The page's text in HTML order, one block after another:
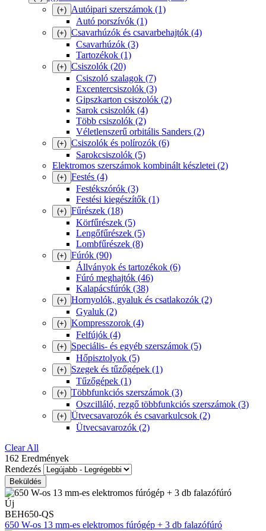
(+) Autóipari szerszámok (1)
Autó porszívók (1)
(+) Csavarhúzók és csavarbehajtók (4)
Csavarhúzók (3)
Tartozékok (1)
(+) Csiszolók (20)
Csiszoló szalagok (7)
Excentercsiszolók (3)
Gipszkarton csiszolók (2)
Sarok csiszolók (4)
Több csiszolók (2)
Véletlenszerű orbitális Sanders (2)
(+) Csiszolók és polírozók (6)
Sarokcsiszolók (5)
Elektromos szerszámok kombinált készletei (2)
(+) Festés (4)
Festékszórók (3)
Festési kiegészítők (1)
(+) Fűrészek (18)
Körfűrészek (5)
Lengőfűrészek (5)
Lombfűrészek (8)
(+) Fúrók (90)
Állványok és tartozékok (6)
Fúró meghajtók (46)
Kalapácsfúrók (38)
(+) Hornyolók, gyaluk és csatlakozók (2)
Gyaluk (2)
(+) Kompresszorok (4)
Felfújók (4)
(+) Speciális- és egyéb szerszámok (5)
Hőpisztolyok (5)
(+) Szegek és tűzőgépek (1)
Tűzőgépek (1)
(+) Többfunkciós szerszámok (3)
Oszcilláló, rezgő többfunkciós szerszámok (3)
(+) Ütvecsavarozók és csavarkulcsok (2)
Ütvecsavarozók (2)
Clear All
162 Eredmények
Rendezés
Új
BEH650-QS
650 W-os 13 mm-es elektromos fúrógép + 3 db falazófúró